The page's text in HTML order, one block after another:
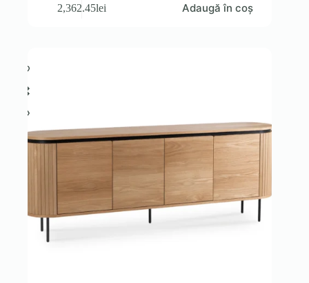
2,362.45lei Adaugă în coș